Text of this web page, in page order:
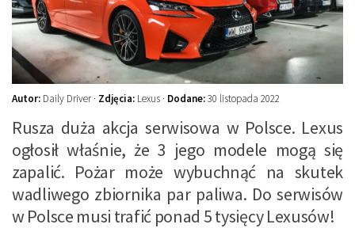
Galerie
Autor: Daily Driver · Zdjęcia: Lexus · Dodane:30 listopada 2022
Rusza duża akcja serwisowa w Polsce. Lexus
ogłosił właśnie, że 3 jego modele mogą się
zapalić. Pożar może wybuchnąć na skutek
wadliwego zbiornika par paliwa. Do serwisów
w Polsce musi trafić ponad 5 tysięcy Lexusów!